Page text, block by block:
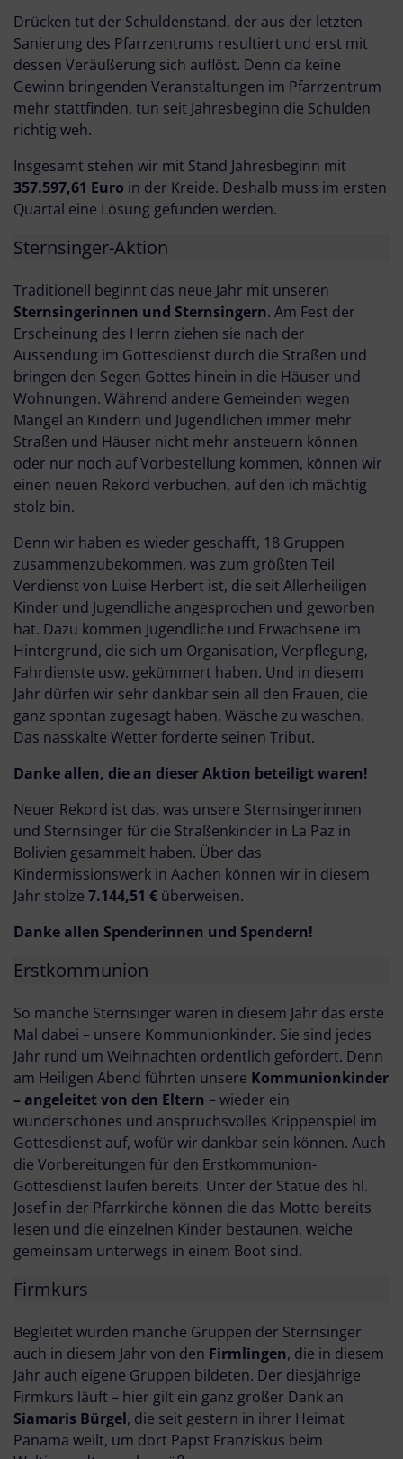
Drücken tut der Schuldenstand, der aus der letzten
Sanierung des Pfarrzentrums resultiert und erst mit
dessen Veräußerung sich auflöst. Denn da keine
Gewinn bringenden Veranstaltungen im Pfarrzentrum
mehr stattfinden, tun seit Jahresbeginn die Schulden
richtig weh.
Insgesamt stehen wir mit Stand Jahresbeginn mit
357.597,61 Euro in der Kreide. Deshalb muss im ersten
Quartal eine Lösung gefunden werden.
Sternsinger-Aktion
Traditionell beginnt das neue Jahr mit unseren
Sternsingerinnen und Sternsingern. Am Fest der
Erscheinung des Herrn ziehen sie nach der
Aussendung im Gottesdienst durch die Straßen und
bringen den Segen Gottes hinein in die Häuser und
Wohnungen. Während andere Gemeinden wegen
Mangel an Kindern und Jugendlichen immer mehr
Straßen und Häuser nicht mehr ansteuern können
oder nur noch auf Vorbestellung kommen, können wir
einen neuen Rekord verbuchen, auf den ich mächtig
stolz bin.
Denn wir haben es wieder geschafft, 18 Gruppen
zusammenzubekommen, was zum größten Teil
Verdienst von Luise Herbert ist, die seit Allerheiligen
Kinder und Jugendliche angesprochen und geworben
hat. Dazu kommen Jugendliche und Erwachsene im
Hintergrund, die sich um Organisation, Verpflegung,
Fahrdienste usw. gekümmert haben. Und in diesem
Jahr dürfen wir sehr dankbar sein all den Frauen, die
ganz spontan zugesagt haben, Wäsche zu waschen.
Das nasskalte Wetter forderte seinen Tribut.
Danke allen, die an dieser Aktion beteiligt waren!
Neuer Rekord ist das, was unsere Sternsingerinnen
und Sternsinger für die Straßenkinder in La Paz in
Bolivien gesammelt haben. Über das
Kindermissionswerk in Aachen können wir in diesem
Jahr stolze 7.144,51 € überweisen.
Danke allen Spenderinnen und Spendern!
Erstkommunion
So manche Sternsinger waren in diesem Jahr das erste
Mal dabei – unsere Kommunionkinder. Sie sind jedes
Jahr rund um Weihnachten ordentlich gefordert. Denn
am Heiligen Abend führten unsere Kommunionkinder
– angeleitet von den Eltern – wieder ein
wunderschönes und anspruchsvolles Krippenspiel im
Gottesdienst auf, wofür wir dankbar sein können. Auch
die Vorbereitungen für den Erstkommunion-
Gottesdienst laufen bereits. Unter der Statue des hl.
Josef in der Pfarrkirche können die das Motto bereits
lesen und die einzelnen Kinder bestaunen, welche
gemeinsam unterwegs in einem Boot sind.
Firmkurs
Begleitet wurden manche Gruppen der Sternsinger
auch in diesem Jahr von den Firmlingen, die in diesem
Jahr auch eigene Gruppen bildeten. Der diesjährige
Firmkurs läuft – hier gilt ein ganz großer Dank an
Siamaris Bürgel, die seit gestern in ihrer Heimat
Panama weilt, um dort Papst Franziskus beim